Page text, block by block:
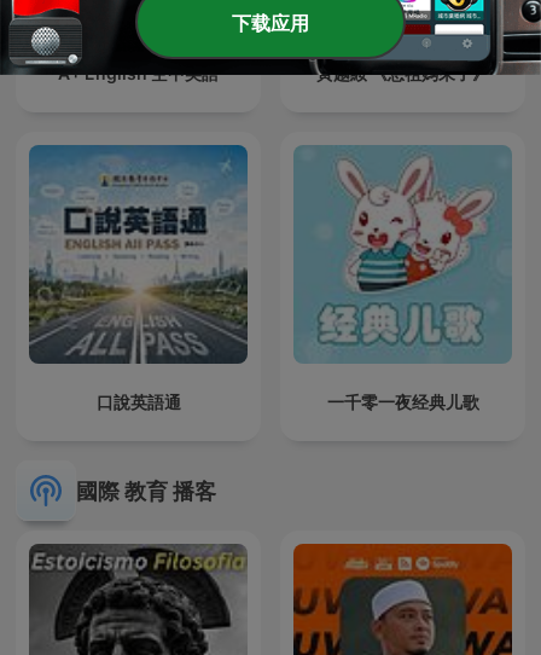
A+ English 空中美語 黃越綏 《恁祖媽來了》
口說英語通 一千零一夜经典儿歌
國際 教育 播客
下载应用